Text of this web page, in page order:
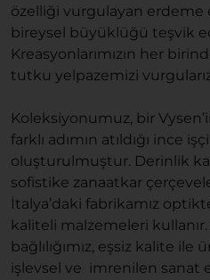
özelliği vurgulayan erdeme
bireysel büyüklüğü teşvik
Kreasyonlarımızın her
tutku yelpazemizi
Koleksiyonumuz, bir
farklı adımın atıldığı ince
oluşturulmuştur. Derinlik
sofistike zanaatkar
İtalya’daki fabrikamız
kaliteli malzemeleri
bağlılığımız, eşsiz kalite
işlevsel ve imrenilen sanat